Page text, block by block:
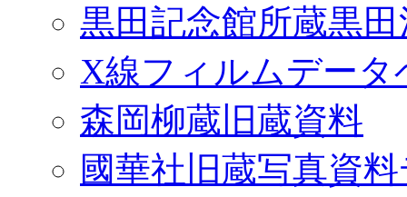
黒田記念館所蔵黒
X線フィルムデータ
森岡柳蔵旧蔵資料
國華社旧蔵写真資